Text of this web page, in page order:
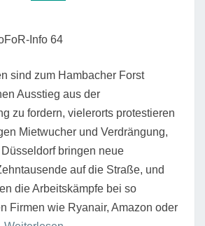
Info 64
sind zum Hambacher Forst
Ausstieg aus der
zu fordern, vielerorts protestieren
Mietwucher und Verdrängung,
bringen neue
auf die Straße, und
die Arbeitskämpfe bei so
Firmen wie Ryanair, Amazon oder